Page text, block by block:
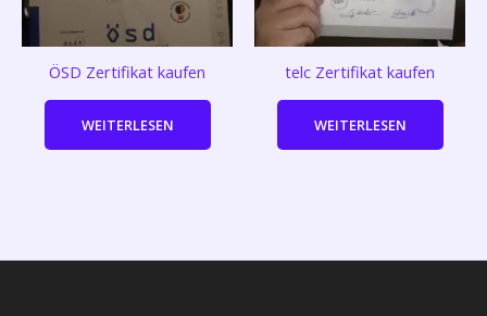
ÖSD Zertifikat kaufen
WEITERLESEN
telc Zertifikat kaufen
WEITERLESEN